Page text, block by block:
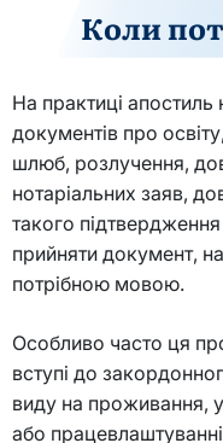
Коли
На практиці апостиль
документів про
шлюб, розлучення,
нотаріальних заяв,
такого
прийняти документ,
потрібною мовою.
Особливо часто ця
вступі до
виду на проживання,
або